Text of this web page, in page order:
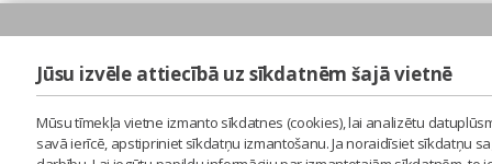
Jūsu izvēle attiecībā uz sīkdatnēm šajā vietnē
Mūsu tīmekļa vietne izmanto sīkdatnes (cookies), lai analizētu
savā ierīcē, apstipriniet sīkdatņu izmantošanu. Ja noraidīsiet sīkdatņu